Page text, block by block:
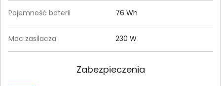
Pojemność baterii 76 Wh
Moc zasilacza 230 W
Zabezpieczenia